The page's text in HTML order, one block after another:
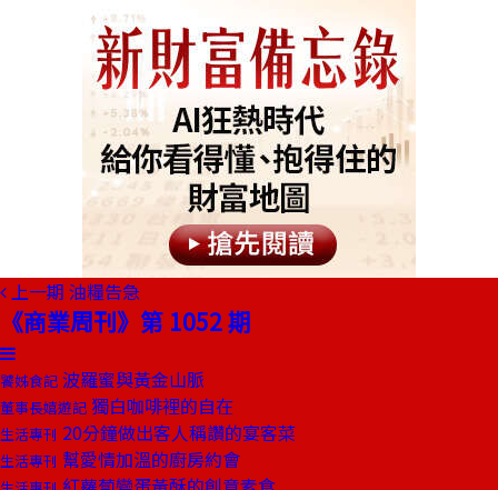
上一期 油糧告急
《商業周刊》第 1052 期
饕姊食記 波羅蜜與黃金山脈
董事長嬉遊記 獨白咖啡裡的自在
生活專刊 20分鐘做出客人稱讚的宴客菜
生活專刊 幫愛情加溫的廚房約會